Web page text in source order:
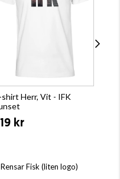
shirt Herr, Vit - IFK
kr
Fisk (liten logo)